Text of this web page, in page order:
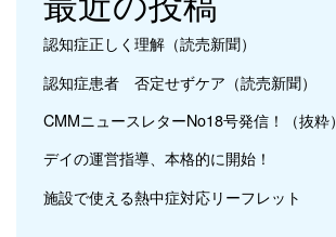
認知症正しく理解（読売新聞）
認知症患者 否定せずケア（読売新聞）
CMMニュースレターNo18号発信！（抜粋）
デイの運営指導、本格的に開始！
施設で使える熱中症対応リーフレット